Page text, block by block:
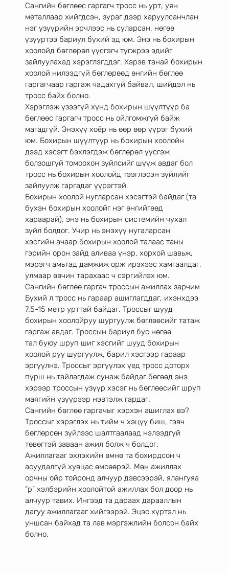
Сангийн бөглөөс гаргагч тросс нь урт, уян
металлаар хийгдсэн, зураг дээр харуулсанчлан
нэг үзүүрийн эрчлээс нь суларсан, нөгөө
үзүүртээ бариул бүхий эд юм. Энэ нь бохирын
хоолойд бөглөрөл үүсгэгч түгжрээ эдийг
зайлуулахад хэрэглэгддэг. Хэрэв танай бохирын
хоолой нилээдгүй бөглөрөөд өнгийн бөглөө
гаргагчаар гаргаж чадахгүй байвал, шийдэл нь
тросс байх болно.
Хэрэглэж үзээгүй хүнд бохирын шүүлтүүр ба
бөглөөс гаргагч тросс нь ойлгомжгүй байж
магадгүй. Энэхүү хоёр нь өөр өөр үүрэг бүхий
юм. Бохирын шүүлтүүр нь бохирын хоолойн
дээд хэсэгт бэхлэгдэж бөглөрөл үүсгэж
болзошгүй томоохон зүйлсийг шүүж авдаг бол
тросс нь бохирын хоолойд тээглэсэн зүйлийг
зайлуулж гаргадаг үүрэгтэй.
Бохирын хоолой нугларсан хэсэгтэй байдаг (та
бүхэн бохирын хоолойг нэг өнгийгөөд
хараарай), энэ нь бохирын системийн чухал
зүйл болдог. Учир нь энэхүү нугаларсан
хэсгийн ачаар бохирын хоолой талаас таны
гэрийн орон зайд аливаа үнэр, хорхой шавьж,
мэрэгч амьтад дамжиж орж ирэхээс хамгаалдаг,
улмаар өвчин тарахаас ч сэргийлэх юм.
Сангийн бөглөө гаргач троссын ажиллах зарчим
Бүхий л тросс нь гараар ашиглагддаг, ихэнхдээ
7.5-15 метр урттай байдаг. Троссыг шууд
бохирын хоолойруу шургуулж бөглөөсийг татаж
гаргаж авдаг. Троссын бариул бус нөгөө
тал буюу шруп шиг хэсгийг шууд бохирын
хоолой руу шургуулж, барил хэсгээр гараар
эргүүлнэ. Троссыг эргүүлэх үед тросс доторх
пүрш нь тайлагдаж сунаж байдаг бөгөөд энэ
хэрээр троссын үзүүр хэсэг нь бөглөөсийг шруп
маягийн үзүүрээр нэвтэлж гардаг.
Сангийн бөглөө гаргачыг хэрхэн ашиглах вэ?
Троссыг хэрэглэх нь тийм ч хэцүү биш, гэвч
бөглөрсөн зүйлээс шалтгаалаад нэлээдгүй
төвөгтэй заваан ажил болж ч болдог.
Ажиллагааг эхлэхийн өмнө та бохирдсон ч
асуудалгүй хувцас өмсөөрэй. Мөн ажиллах
орчны ойр тойронд алчуур дэвсээрэй, ялангуяа
“р” хэлбэрийн хоолойтой ажиллах бол доор нь
алчуур тавих. Ингээд та дараах дарааллын
дагуу ажиллагааг хийгээрэй. Эцэс хүртэл нь
уншсан байхад та лав мэргэжлийн болсон байх
болно.